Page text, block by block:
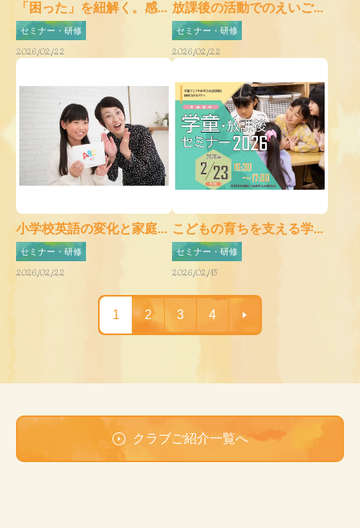
「困った」を紐解く。感...
セミナー・研修
2026/02/22
放課後の活動でのえいご...
セミナー・研修
2026/02/22
小学校英語の変化と家庭...
セミナー・研修
2026/02/22
こどもの育ちを支える学...
セミナー・研修
2026/02/13
1 2 3 4
クラブご紹介一覧へ